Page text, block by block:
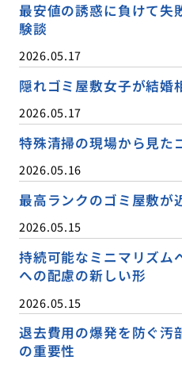
最安値の誘惑に負けて失
験談
2026.05.17
隠れゴミ屋敷女子が結婚
2026.05.17
特殊清掃の現場から見た
2026.05.16
最高ランクのゴミ屋敷が
2026.05.15
持続可能なミニマリズム
への配慮の新しい形
2026.05.15
退去費用の爆発を防ぐ汚
の重要性